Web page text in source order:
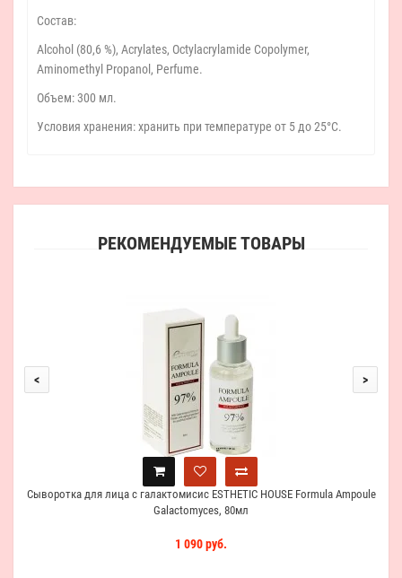
Состав:
Alcohol (80,6 %), Acrylates, Octylacrylamide Copolymer,
Aminomethyl Propanol, Perfume.
Объем: 300 мл.
Условия хранения: хранить при температуре от 5 до 25°С.
РЕКОМЕНДУЕМЫЕ ТОВАРЫ
Сыворотка для лица с галактомисис ESTHETIC HOUSE Formula Ampoule
Galactomyces, 80мл
1 090 руб.
< >